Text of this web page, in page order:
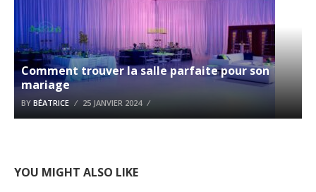
Comment trouver la salle parfaite pour son
mariage
BY BÉATRICE 25 JANVIER 2024
YOU MIGHT ALSO LIKE